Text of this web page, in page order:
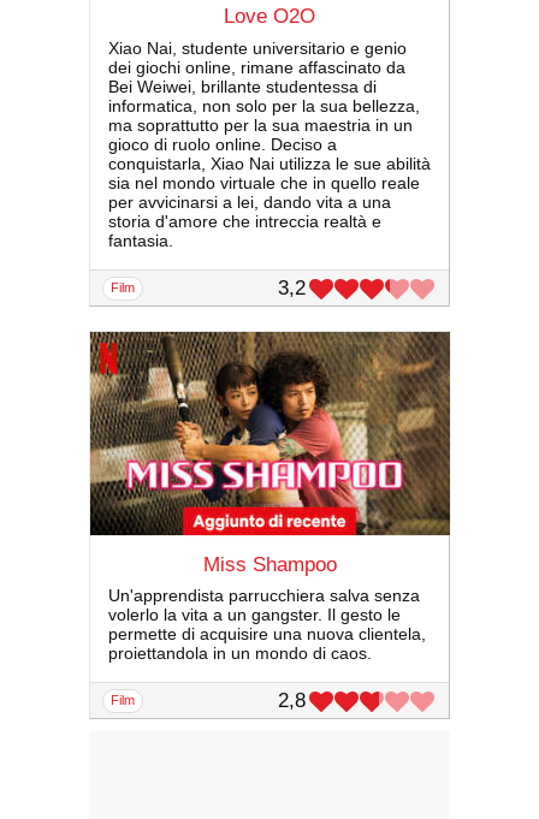
Love O2O
Xiao Nai, studente universitario e genio
dei giochi online, rimane affascinato da
Bei Weiwei, brillante studentessa di
informatica, non solo per la sua bellezza,
ma soprattutto per la sua maestria in un
gioco di ruolo online. Deciso a
conquistarla, Xiao Nai utilizza le sue abilità
sia nel mondo virtuale che in quello reale
per avvicinarsi a lei, dando vita a una
storia d'amore che intreccia realtà e
fantasia.
film 3,2
Miss Shampoo
Un'apprendista parrucchiera salva senza
volerlo la vita a un gangster. Il gesto le
permette di acquisire una nuova clientela,
proiettandola in un mondo di caos.
film 2,8